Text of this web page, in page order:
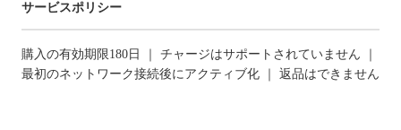
サービスポリシー
購入の有効期限180日 ｜ チャージはサポートされていません ｜
最初のネットワーク接続後にアクティブ化 ｜ 返品はできません